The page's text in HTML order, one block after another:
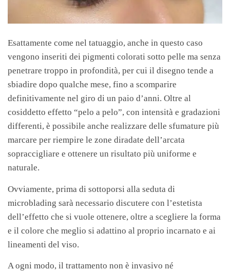
Esattamente come nel tatuaggio, anche in questo caso
vengono inseriti dei pigmenti colorati sotto pelle ma senza
penetrare troppo in profondità, per cui il disegno tende a
sbiadire dopo qualche mese, fino a scomparire
definitivamente nel giro di un paio d’anni. Oltre al
cosiddetto effetto “pelo a pelo”, con intensità e gradazioni
differenti, è possibile anche realizzare delle sfumature più
marcare per riempire le zone diradate dell’arcata
sopraccigliare e ottenere un risultato più uniforme e
naturale.
Ovviamente, prima di sottoporsi alla seduta di
microblading sarà necessario discutere con l’estetista
dell’effetto che si vuole ottenere, oltre a scegliere la forma
e il colore che meglio si adattino al proprio incarnato e ai
lineamenti del viso.
A ogni modo, il trattamento non è invasivo né